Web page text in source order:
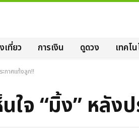
เที่ยว การเงิน ดูดวง เทคโ
ะกาศแท้งลูก!!
ใจ “มิ้ง” หลัง